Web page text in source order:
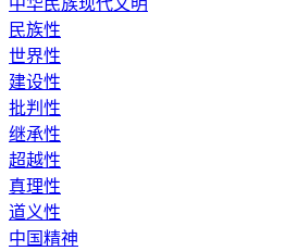
民族性
世界性
建设性
批判性
继承性
超越性
真理性
道义性
中国精神